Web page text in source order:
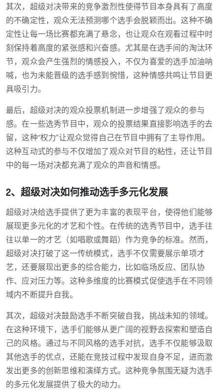
其次，超级对决带来的竞争激烈性使得节目本身具有了高度
的不确定性，观众无法预测哪个选手会脱颖而出。这种不确
定性让每一场比赛都充满了悬念，也让观众在观看过程中时
刻保持着高度的紧张感和兴奋感。尤其是在选手间的淘汰环
节，观众会产生强烈的情感投入，不仅为喜爱的选手加油呐
喊，也为未能晋级的选手感到惋惜，这种情感共鸣让节目更
具吸引力。
最后，超级对决的观众投票机制进一步增强了观众的参与
感。在一些选秀节目中，观众的投票结果直接影响选手的去
留，这种“权力”让观众觉得自己在节目中拥有了主导作用。
这种互动式的参与不仅增加了观众对节目的粘性，还让节目
中的每一场对决都充满了观众的声音和情感。
2、超级对决如何推动选手多元化发展
超级对决给选手提供了更为丰富的表现平台，使得他们能够
展现更多元化的才艺和个性。在传统的选秀节目中，选手往
往以单一的才艺（如唱歌或舞蹈）作为竞争的标准。然而，
超级对决打破了这一传统模式，选手不仅需要展示单项才
艺，还要展现出更多的综合能力，比如临场反应、团队协
作、应对压力等。这种多维度的比赛模式促使选手在不同领
域内不断提升自我。
其次，超级对决鼓励选手不断突破自我，挑战未知的领域。
在这种环境下，选手们能够从更广阔的视野去探索和塑造自
己的风格。通过与不同风格的选手对抗，选手不仅能够汲取
其他选手的优点，还能在竞技过程中发现自身不足，进而激
发出更多的创新思维和演绎方式。这种竞争氛围无疑为选手
的多元化发展提供了极大的动力。